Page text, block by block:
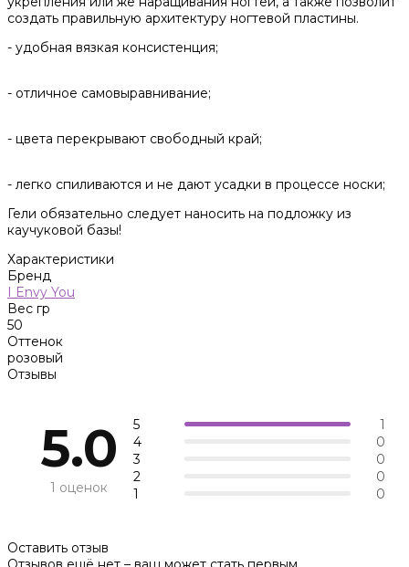
создать правильную архитектуру ногтевой пластины.
- удобная вязкая консистенция;
- отличное самовыравнивание;
- цвета перекрывают свободный край;
- легко спиливаются и не дают усадки в процессе носки;
Гели обязательно следует наносить на подложку из
каучуковой базы!
Характеристики
Бренд
I Envy You
Вес гр
50
Оттенок
розовый
Отзывы
5.0
1 оценок
5
1
4
0
3
0
2
0
1
0
Оставить отзыв